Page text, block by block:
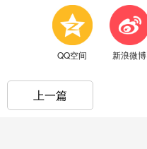
QQ空间 新浪微博
上一篇